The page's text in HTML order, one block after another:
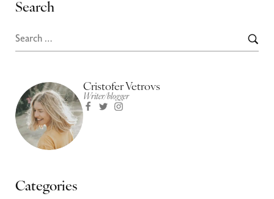
Search
Cristofer Vetrovs
Writer/blogger
Categories